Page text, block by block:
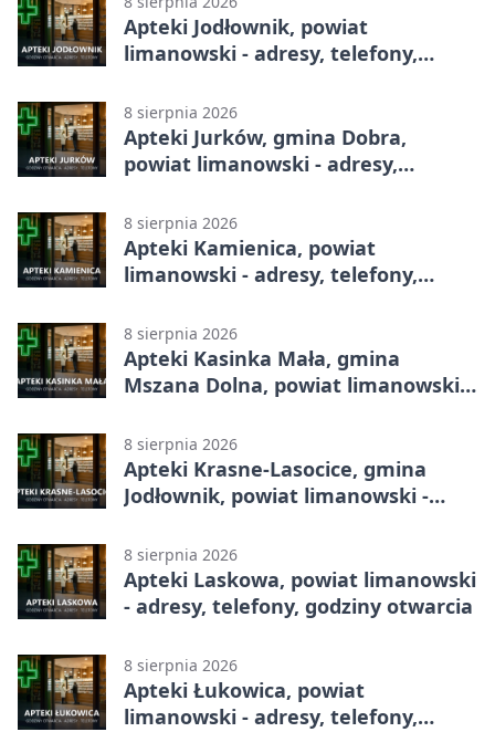
Apteki Jodłownik, powiat
limanowski - adresy, telefony,
8 sierpnia 2026
Apteki Jurków, gmina Dobra,
powiat limanowski - adresy,
8 sierpnia 2026
Apteki Kamienica, powiat
limanowski - adresy, telefony,
8 sierpnia 2026
Apteki Kasinka Mała, gmina
Mszana Dolna, powiat limanowski -
8 sierpnia 2026
Apteki Krasne-Lasocice, gmina
Jodłownik, powiat limanowski -
8 sierpnia 2026
Apteki Laskowa, powiat limanowski
- adresy, telefony, godziny otwarcia
8 sierpnia 2026
Apteki Łukowica, powiat
limanowski - adresy, telefony,